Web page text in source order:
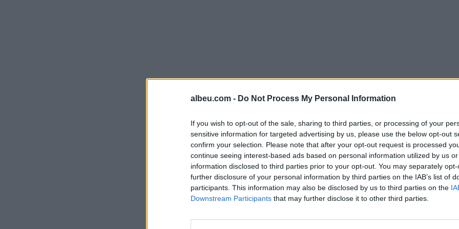
albeu.com - Do Not Process My Personal Information
If you wish to opt-out of the sale, sharing to third parties, or processing of your
sensitive information for targeted advertising by us, please use the below opt-out
confirm your selection. Please note that after your opt-out request is processed
continue seeing interest-based ads based on personal information utilized by us
information disclosed to third parties prior to your opt-out. You may separately
further disclosure of your personal information by third parties on the IAB’s list of
participants. This information may also be disclosed by us to third parties on the
Downstream Participants that may further disclose it to other third parties.